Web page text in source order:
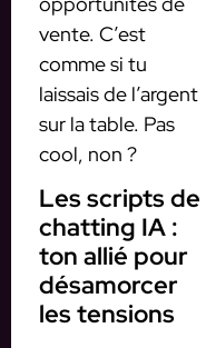
vente. C’est
comme si tu
laissais de l’argent
sur la table. Pas
cool, non ?
Les scripts de
chatting IA :
ton allié pour
désamorcer
les tensions